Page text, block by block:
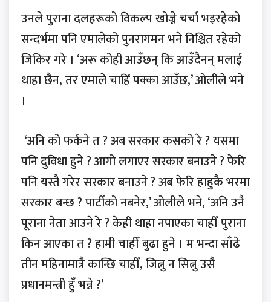
उनले पुराना दलहरूको विकल्प खोज्ने चर्चा भइरहेको
सन्दर्भमा पनि एमालेको पुनरागमन भने निश्चित रहेको
जिकिर गरे । ‘अरू कोही आउँछन् कि आउँदैनन् मलाई
थाहा छैन, तर एमाले चाहिँ पक्का आउँछ,’ ओलीले भने
।
‘अनि को फर्कने त ? अब सरकार कसको रे ? यसमा
पनि दुविधा हुने ? आगो लगाएर सरकार बनाउने ? फेरि
पनि यस्तै गरेर सरकार बनाउने ? अब फेरि हाहुकै भरमा
सरकार बन्छ ? पार्टीको नबनेर,’ ओलीले भने, ‘अनि उनै
पूराना नेता आउने रे ? केही थाहा नपाएका चाहीँ पुराना
किन आएका त ? हामी चाहीँ बुढा हुने । म भन्दा साँढे
तीन महिनामात्रै कान्छि चाहीँ, जित्नु न सित्नु उसै
प्रधानमन्त्री हुँ भन्ने ?’